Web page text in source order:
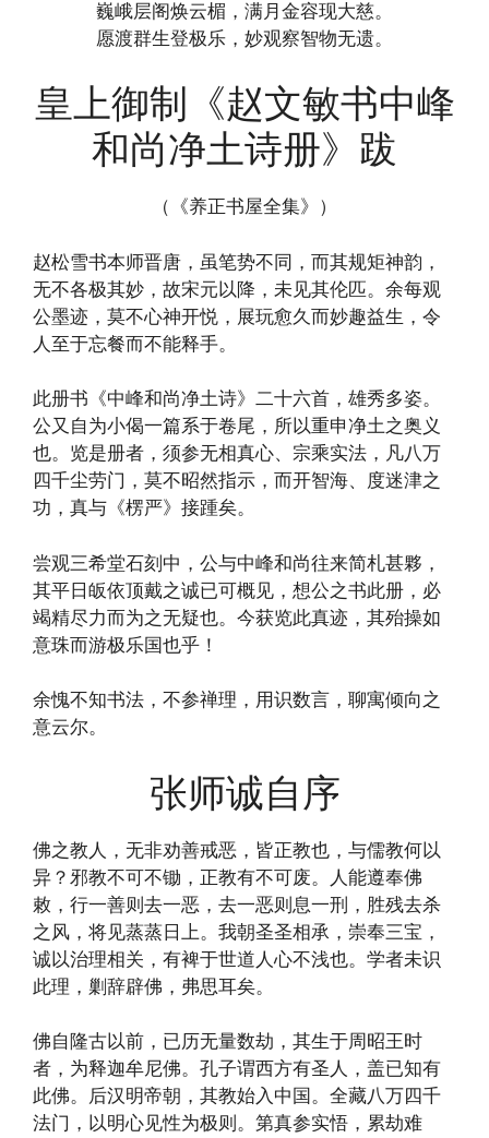
巍峨层阁焕云楣，满月金容现大慈。
愿渡群生登极乐，妙观察智物无遗。
皇上御制《赵文敏书中峰
和尚净土诗册》跋
（《养正书屋全集》）
赵松雪书本师晋唐，虽笔势不同，而其规矩神韵，
无不各极其妙，故宋元以降，未见其伦匹。余每观
公墨迹，莫不心神开悦，展玩愈久而妙趣益生，令
人至于忘餐而不能释手。
此册书《中峰和尚净土诗》二十六首，雄秀多姿。
公又自为小偈一篇系于卷尾，所以重申净土之奥义
也。览是册者，须参无相真心、宗乘实法，凡八万
四千尘劳门，莫不昭然指示，而开智海、度迷津之
功，真与《楞严》接踵矣。
尝观三希堂石刻中，公与中峰和尚往来简札甚夥，
其平日皈依顶戴之诚已可概见，想公之书此册，必
竭精尽力而为之无疑也。今获览此真迹，其殆操如
意珠而游极乐国也乎！
余愧不知书法，不参禅理，用识数言，聊寓倾向之
意云尔。
张师诚自序
佛之教人，无非劝善戒恶，皆正教也，与儒教何以
异？邪教不可不锄，正教有不可废。人能遵奉佛
敕，行一善则去一恶，去一恶则息一刑，胜残去杀
之风，将见蒸蒸日上。我朝圣圣相承，崇奉三宝，
诚以治理相关，有裨于世道人心不浅也。学者未识
此理，剿辞辟佛，弗思耳矣。
佛自隆古以前，已历无量数劫，其生于周昭王时
者，为释迦牟尼佛。孔子谓西方有圣人，盖已知有
此佛。后汉明帝朝，其教始入中国。全藏八万四千
法门，以明心见性为极则。第真参实悟，累劫难